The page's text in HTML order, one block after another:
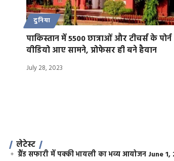
दुनिया
पाकिस्तान में 5500 छात्राओं और टीचर्स के पोर्न
वीडियो आए सामने, प्रोफेसर ही बने हैवान
July 28, 2023
लेटेस्ट
ग्रैंड सफारी में पक्की भायली का भव्य आयोजन June 1,